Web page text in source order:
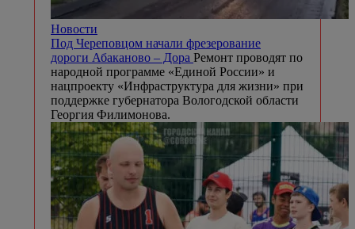
Новости
Под Череповцом начали фрезерование
дороги Абаканово – Дора Ремонт проводят по
народной программе «Единой России» и
нацпроекту «Инфраструктура для жизни» при
поддержке губернатора Вологодской области
Георгия Филимонова.